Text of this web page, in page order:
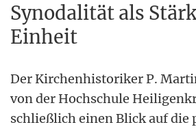
Synodalität als
Einheit
Der Kirchenhistoriker P.
von der Hochschule
schließlich einen Blick auf die